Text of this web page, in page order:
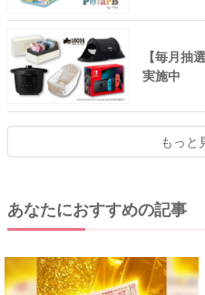
【毎月抽
実施中
もっと
あなたにおすすめの記事